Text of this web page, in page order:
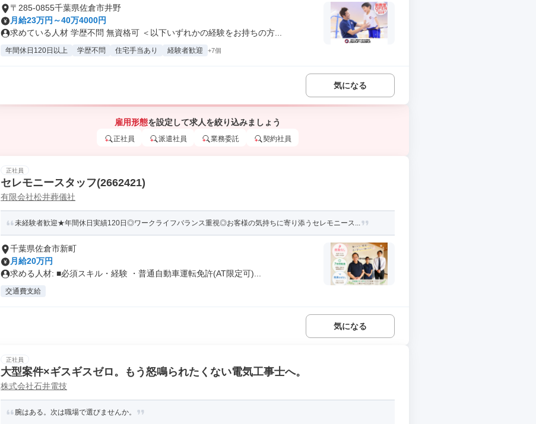
〒285-0855千葉県佐倉市井野
月給23万円～40万4000円
求めている人材 学歴不問 無資格可 ＜以下いずれかの経験をお持ちの方...
年間休日120日以上 学歴不問 住宅手当あり 経験者歓迎 +7個
気になる
雇用形態を設定して求人を絞り込みましょう
正社員 派遣社員 業務委託 契約社員
正社員
セレモニースタッフ(2662421)
有限会社松井葬儀社
未経験者歓迎★年間休日実績120日◎ワークライフバランス重視◎お客様の気持ちに寄り添うセレモニース...
千葉県佐倉市新町
月給20万円
求める人材: ■必須スキル・経験 ・普通自動車運転免許(AT限定可)...
交通費支給
気になる
正社員
大型案件×ギスギスゼロ。もう怒鳴られたくない電気工事士へ。
株式会社石井電技
腕はある。次は職場で選びませんか。